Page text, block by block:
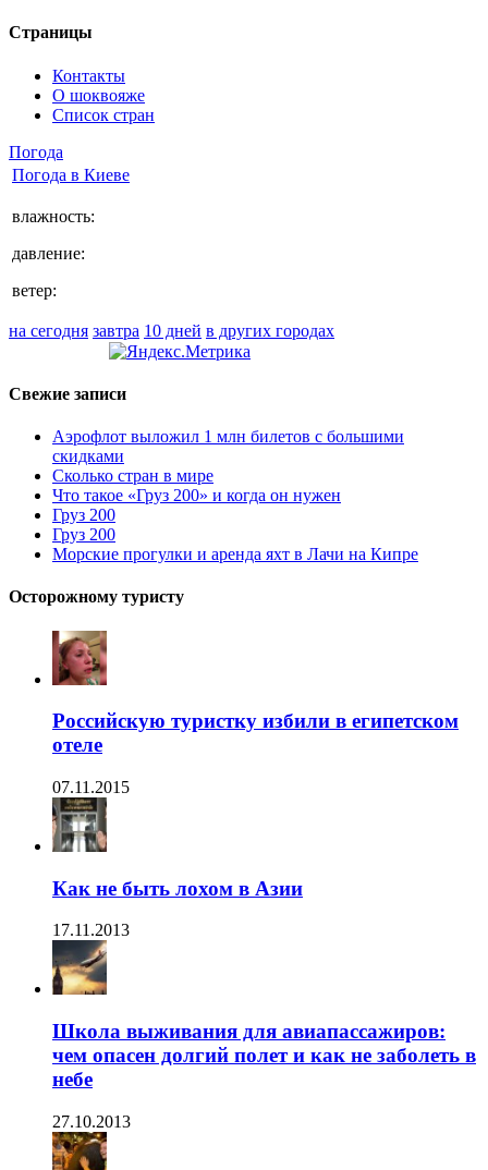
Страницы
Контакты
О шоквояже
Список стран
Погода
Погода в Киеве
влажность:
давление:
ветер:
на сегодня завтра 10 дней в других городах
Свежие записи
Аэрофлот выложил 1 млн билетов с большими
скидками
Сколько стран в мире
Что такое «Груз 200» и когда он нужен
Груз 200
Груз 200
Морские прогулки и аренда яхт в Лачи на Кипре
Осторожному туристу
Российскую туристку избили в египетском
отеле
07.11.2015
Как не быть лохом в Азии
17.11.2013
Школа выживания для авиапассажиров:
чем опасен долгий полет и как не заболеть в
небе
27.10.2013